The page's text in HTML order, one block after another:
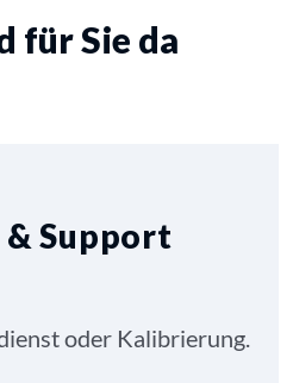
für Sie da
& Support
oder Kalibrierung.